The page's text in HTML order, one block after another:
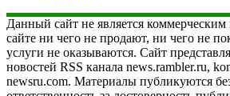
Данный сайт не является
сайте ни чего не продают, ни чего не
услуги не оказываются. Сайт
новостей RSS канала news.rambler.ru,
newsru.com. Материалы публикуются